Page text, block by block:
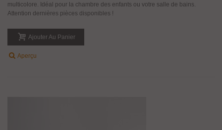
multicolore. Idéal pour la chambre des enfants ou votre salle de bains.
Attention dernières pièces disponibles !
Ajouter Au Panier
Aperçu